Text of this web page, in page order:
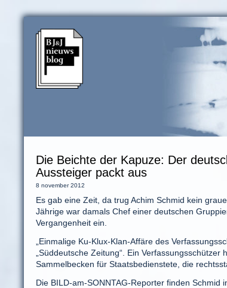
Die Beichte der Kapuze: Der
Aussteiger packt aus
8 november 2012
Es gab eine Zeit, da trug Achim Schmid kein
Jährige war damals Chef einer deutschen
Vergangenheit ein.
„Einmalige Ku-Klux-Klan-Affäre des
„Süddeutsche Zeitung“. Ein
Sammelbecken für Staatsbedienstete, die
Die BILD-am-SONNTAG-Reporter finden